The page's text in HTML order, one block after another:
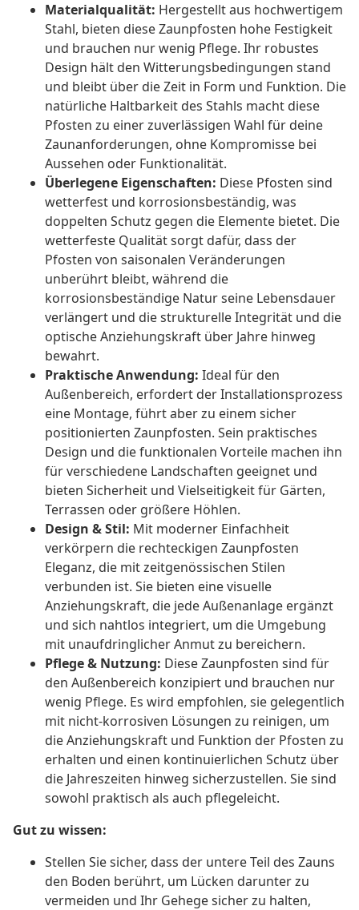
Materialqualität: Hergestellt aus hochwertigem
Stahl, bieten diese Zaunpfosten hohe Festigkeit
und brauchen nur wenig Pflege. Ihr robustes
Design hält den Witterungsbedingungen stand
und bleibt über die Zeit in Form und Funktion. Die
natürliche Haltbarkeit des Stahls macht diese
Pfosten zu einer zuverlässigen Wahl für deine
Zaunanforderungen, ohne Kompromisse bei
Aussehen oder Funktionalität.
Überlegene Eigenschaften: Diese Pfosten sind
wetterfest und korrosionsbeständig, was
doppelten Schutz gegen die Elemente bietet. Die
wetterfeste Qualität sorgt dafür, dass der
Pfosten von saisonalen Veränderungen
unberührt bleibt, während die
korrosionsbeständige Natur seine Lebensdauer
verlängert und die strukturelle Integrität und die
optische Anziehungskraft über Jahre hinweg
bewahrt.
Praktische Anwendung: Ideal für den
Außenbereich, erfordert der Installationsprozess
eine Montage, führt aber zu einem sicher
positionierten Zaunpfosten. Sein praktisches
Design und die funktionalen Vorteile machen ihn
für verschiedene Landschaften geeignet und
bieten Sicherheit und Vielseitigkeit für Gärten,
Terrassen oder größere Höhlen.
Design & Stil: Mit moderner Einfachheit
verkörpern die rechteckigen Zaunpfosten
Eleganz, die mit zeitgenössischen Stilen
verbunden ist. Sie bieten eine visuelle
Anziehungskraft, die jede Außenanlage ergänzt
und sich nahtlos integriert, um die Umgebung
mit unaufdringlicher Anmut zu bereichern.
Pflege & Nutzung: Diese Zaunpfosten sind für
den Außenbereich konzipiert und brauchen nur
wenig Pflege. Es wird empfohlen, sie gelegentlich
mit nicht-korrosiven Lösungen zu reinigen, um
die Anziehungskraft und Funktion der Pfosten zu
erhalten und einen kontinuierlichen Schutz über
die Jahreszeiten hinweg sicherzustellen. Sie sind
sowohl praktisch als auch pflegeleicht.
Gut zu wissen:
Stellen Sie sicher, dass der untere Teil des Zauns
den Boden berührt, um Lücken darunter zu
vermeiden und Ihr Gehege sicher zu halten,